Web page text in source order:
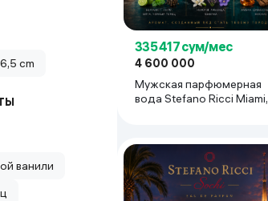
Обувь
cm
ванили
335 417 сум/мес
4 600 000
Мужская парфюмерная
вода Stefano Ricci Miami,